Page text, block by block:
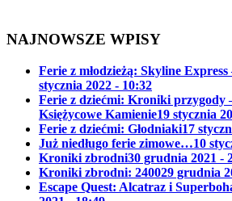
NAJNOWSZE WPISY
Ferie z młodzieżą: Skyline
stycznia 2022 - 10:32
Ferie z dziećmi: Kroniki przygody
Księżycowe Kamienie19 stycznia
Ferie z dziećmi: Głodniaki17
Już niedługo ferie zimowe…10
Kroniki zbrodni30 grudnia 2021 -
Kroniki zbrodni: 240029 grudnia
Escape Quest: Alcatraz i